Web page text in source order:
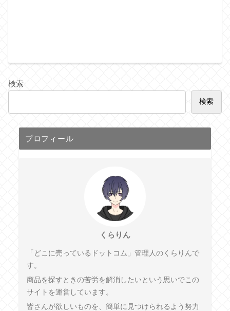
検索
検索
プロフィール
くらりん
「どこに売っているドットコム」管理人のくらりんで
す。
商品を探すときの苦労を解消したいという思いでこの
サイトを運営しています。
皆さんが欲しいものを、簡単に見つけられるよう努力